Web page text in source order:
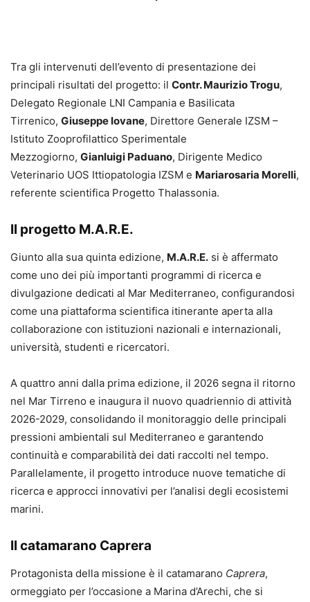
Tra gli intervenuti dell’evento di presentazione dei
principali risultati del progetto: il Contr. Maurizio Trogu,
Delegato Regionale LNI Campania e Basilicata
Tirrenico, Giuseppe Iovane, Direttore Generale IZSM –
Istituto Zooprofilattico Sperimentale
Mezzogiorno, Gianluigi Paduano, Dirigente Medico
Veterinario UOS Ittiopatologia IZSM e Mariarosaria Morelli,
referente scientifica Progetto Thalassonia.
Il progetto M.A.R.E.
Giunto alla sua quinta edizione, M.A.R.E. si è affermato
come uno dei più importanti programmi di ricerca e
divulgazione dedicati al Mar Mediterraneo, configurandosi
come una piattaforma scientifica itinerante aperta alla
collaborazione con istituzioni nazionali e internazionali,
università, studenti e ricercatori.
A quattro anni dalla prima edizione, il 2026 segna il ritorno
nel Mar Tirreno e inaugura il nuovo quadriennio di attività
2026-2029, consolidando il monitoraggio delle principali
pressioni ambientali sul Mediterraneo e garantendo
continuità e comparabilità dei dati raccolti nel tempo.
Parallelamente, il progetto introduce nuove tematiche di
ricerca e approcci innovativi per l’analisi degli ecosistemi
marini.
Il catamarano Caprera
Protagonista della missione è il catamarano Caprera,
ormeggiato per l’occasione a Marina d’Arechi, che si